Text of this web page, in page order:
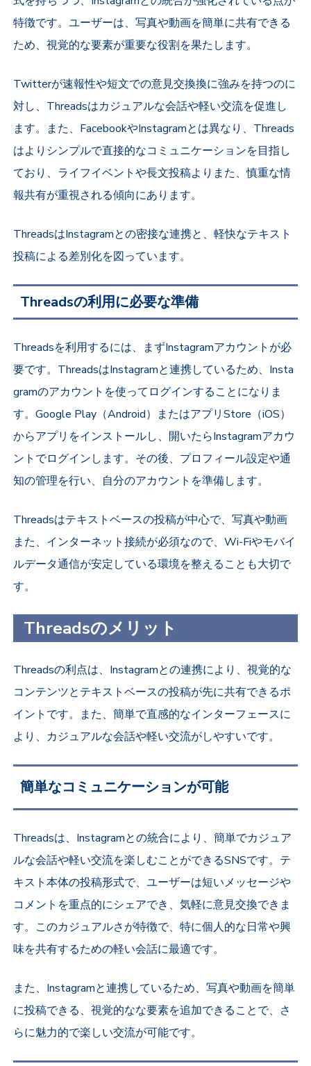
特徴です。ユーザーは、写真や動画を簡単に共有できる
ため、視覚的な要素が重要な役割を果たします。
Twitterが速報性や短文での意見交換換に強みを持つのに
対し、Threadsはカジュアルな会話や軽い交流を促進し
ます。また、FacebookやInstagramとは異なり、Threads
はよりシンプルで直接的なコミュニケーションを目指し
ており、ライフイベントや長文投稿よりまた、慎重な情
報共有が重視される傾向にあります。
ThreadsはInstagramとの密接な連携と、軽快なテキスト
投稿による差別化を図っています。
Threadsの利用に必要な準備
Threadsを利用するには、まずInstagramアカウントが必
要です。ThreadsはInstagramと連携しているため、Insta
gramのアカウントを使ってログインすることになりま
す。Google Play（Android）またはアプリStore（iOS）
からアプリをインストールし、開いたらInstagramアカウ
ントでログインします。その後、プロフィール設定や通
知の管理を行い、自分のアカウントを準備します。
Threadsはテキストベースの投稿が中心で、写真や動画
また、インターネット接続が必須なので、Wi-Fiやモバイ
ルデータ通信が安定している環境を整えることも大切で
す。
Threadsのメリット
Threadsの利点は、Instagramとの連携により、視覚的な
コンテンツとテキストベースの投稿が先に共有できるポ
イントです。また、簡単で直感的なインターフェースに
より、カジュアルな会話や軽い交流がしやすいです。
簡単なコミュニケーションが可能
Threadsは、Instagramとの統合により、簡単でカジュア
ルな会話や軽い交流を楽しむことができるSNSです。テ
キスト本体の投稿形式で、ユーザーは短いメッセージや
コメントを重点的にシェアでき、気軽に意見交換できま
す。このカジュアルさが特徴で、特に個人的な日常や興
味を共有するための軽い会話に最適です。
また、Instagramと連携しているため、写真や動画を簡単
に投稿できる、視覚的なな要素を追加できることで、さ
らに魅力的で楽しい交流が可能です。